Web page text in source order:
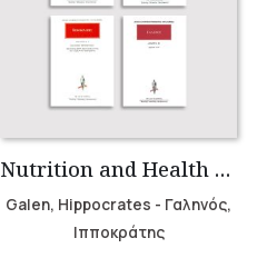
Nutrition and Health Collection (6 volumes)
Galen, Hippocrates - Γαληνός,
Ιπποκράτης